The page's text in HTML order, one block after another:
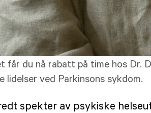
får du nå rabatt på time hos Dr.
lidelser ved Parkinsons sykdom.
spekter av psykiske